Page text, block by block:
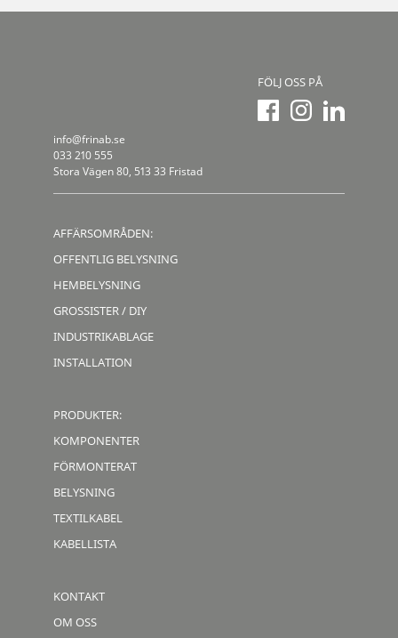
info@frinab.se
033 210 555
Stora Vägen 80, 513 33 Fristad
FÖLJ OSS PÅ
AFFÄRSOMRÅDEN:
OFFENTLIG BELYSNING
HEMBELYSNING
GROSSISTER / DIY
INDUSTRIKABLAGE
INSTALLATION
PRODUKTER:
KOMPONENTER
FÖRMONTERAT
BELYSNING
TEXTILKABEL
KABELLISTA
KONTAKT
OM OSS